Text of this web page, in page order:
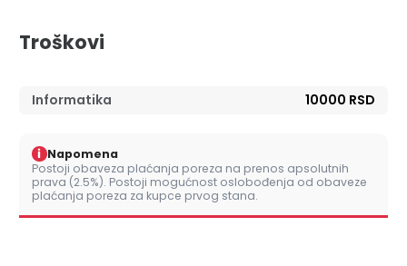
Troškovi
Informatika 10000 RSD
i Napomena
Postoji obaveza plaćanja poreza na prenos apsolutnih
prava (2.5%). Postoji mogućnost oslobođenja od obaveze
plaćanja poreza za kupce prvog stana.